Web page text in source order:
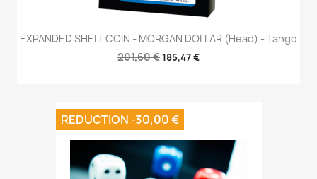
EXPANDED SHELL COIN - MORGAN DOLLAR (Head) - Tango
201,60 €185,47 €
REDUCTION -30,00 €